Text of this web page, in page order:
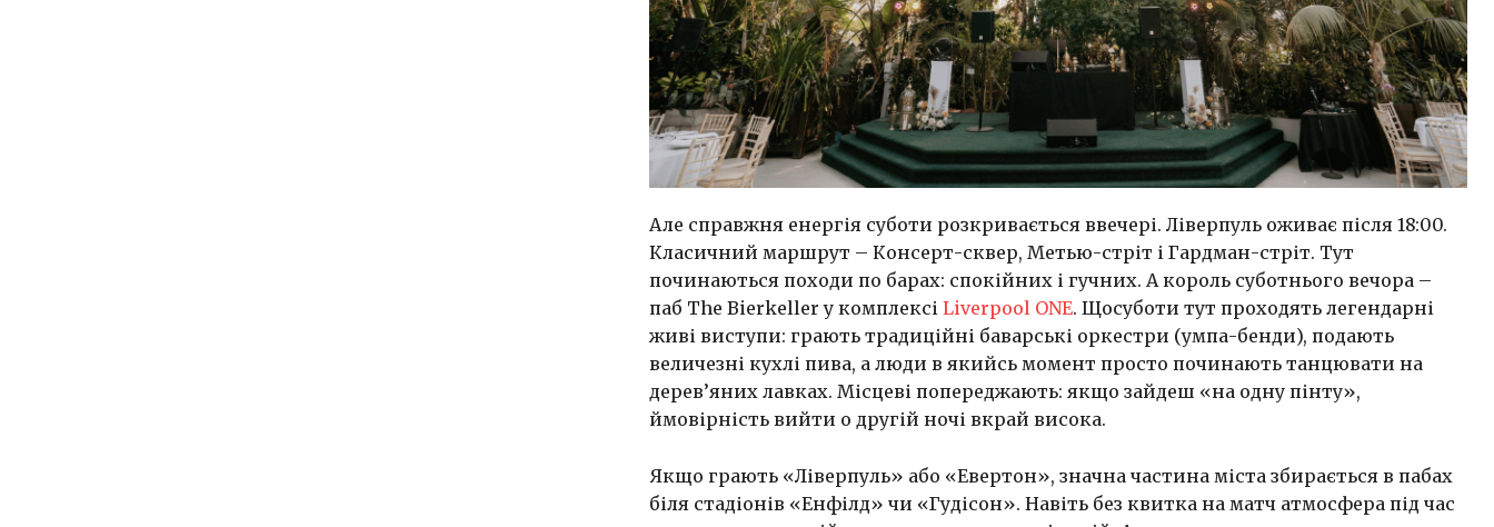
Але справжня енергія суботи розкривається ввечері. Ліверпуль оживає після 18:00.
Класичний маршрут – Консерт-сквер, Метью-стріт і Гардман-стріт. Тут
починаються походи по барах: спокійних і гучних. А король суботнього вечора –
паб The Bierkeller у комплексі Liverpool ONE. Щосуботи тут проходять легендарні
живі виступи: грають традиційні баварські оркестри (умпа-бенди), подають
величезні кухлі пива, а люди в якийсь момент просто починають танцювати на
дерев’яних лавках. Місцеві попереджають: якщо зайдеш «на одну пінту»,
ймовірність вийти о другій ночі вкрай висока.
Якщо грають «Ліверпуль» або «Евертон», значна частина міста збирається в пабах
біля стадіонів «Енфілд» чи «Гудісон». Навіть без квитка на матч атмосфера під час